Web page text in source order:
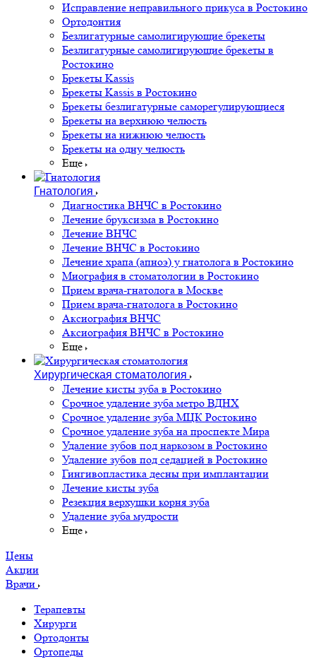
Исправление неправильного прикуса в Ростокино
Ортодонтия
Безлигатурные самолигирующие брекеты
Безлигатурные самолигирующие брекеты в
Ростокино
Брекеты Kassis
Брекеты Kassis в Ростокино
Брекеты безлигатурные саморегулирующиеся
Брекеты на верхнюю челюсть
Брекеты на нижнюю челюсть
Брекеты на одну челюсть
Еще
Гнатология
Диагностика ВНЧС в Ростокино
Лечение бруксизма в Ростокино
Лечение ВНЧС
Лечение ВНЧС в Ростокино
Лечение храпа (апноэ) у гнатолога в Ростокино
Миография в стоматологии в Ростокино
Прием врача-гнатолога в Москве
Прием врача-гнатолога в Ростокино
Аксиография ВНЧС
Аксиография ВНЧС в Ростокино
Еще
Хирургическая стоматология
Лечение кисты зуба в Ростокино
Срочное удаление зуба метро ВДНХ
Срочное удаление зуба МЦК Ростокино
Срочное удаление зуба на проспекте Мира
Удаление зубов под наркозом в Ростокино
Удаление зубов под седацией в Ростокино
Гингивопластика десны при имплантации
Лечение кисты зуба
Резекция верхушки корня зуба
Удаление зуба мудрости
Еще
Цены
Акции
Врачи
Терапевты
Хирурги
Ортодонты
Ортопеды